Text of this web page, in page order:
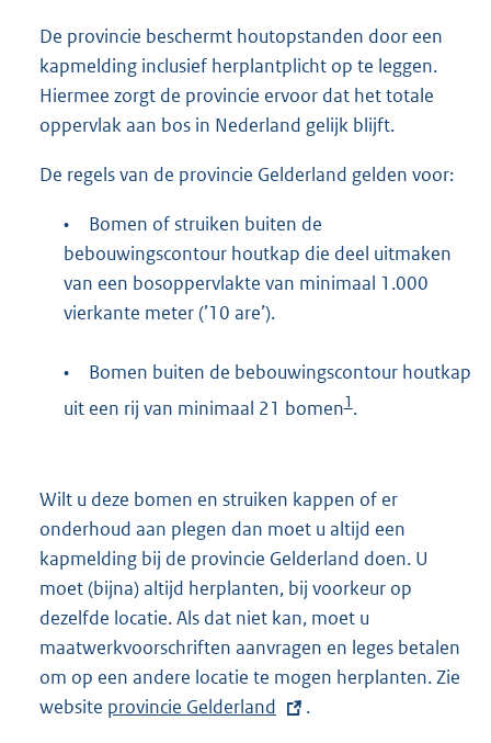
De provincie beschermt houtopstanden door een
kapmelding inclusief herplantplicht op te leggen.
Hiermee zorgt de provincie ervoor dat het totale
oppervlak aan bos in Nederland gelijk blijft.
De regels van de provincie Gelderland gelden voor:
•
Bomen of struiken buiten de
bebouwingscontour houtkap die deel uitmaken
van een bosoppervlakte van minimaal 1.000
vierkante meter (’10 are’).
•
Bomen buiten de bebouwingscontour houtkap
uit een rij van minimaal 21 bomen1.
Wilt u deze bomen en struiken kappen of er
onderhoud aan plegen dan moet u altijd een
kapmelding bij de provincie Gelderland doen. U
moet (bijna) altijd herplanten, bij voorkeur op
dezelfde locatie. Als dat niet kan, moet u
maatwerkvoorschriften aanvragen en leges betalen
om op een andere locatie te mogen herplanten. Zie
website E
provincie Gelderland .